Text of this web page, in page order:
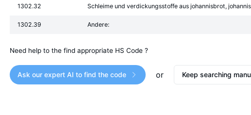
1302.32 Schleime und verdickungsstoffe aus johannisbrot,
1302.39 Andere:
Need help to the find appropriate HS Code ?
Ask our expert AI to find the code or Keep searching